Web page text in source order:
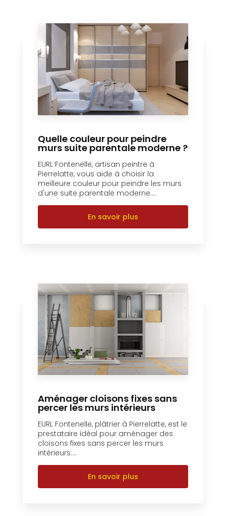
Quelle couleur pour peindre
murs suite parentale moderne ?
EURL Fontenelle, artisan peintre à
Pierrelatte, vous aide à choisir la
meilleure couleur pour peindre les murs
d'une suite parentale moderne....
En savoir plus
Aménager cloisons fixes sans
percer les murs intérieurs
EURL Fontenelle, plâtrier à Pierrelatte, est le
prestataire idéal pour aménager des
cloisons fixes sans percer les murs
intérieurs....
En savoir plus